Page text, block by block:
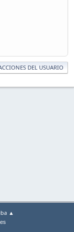
DEL USUARIO
▲